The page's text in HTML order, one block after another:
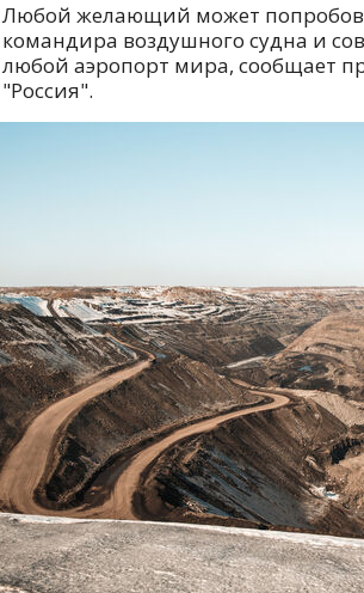
Любой желающий может
командира воздушного судна и
любой аэропорт мира, сообщает
"Россия".